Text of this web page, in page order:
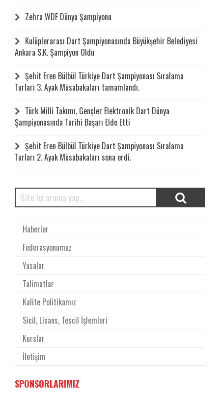
Zehra WDF Dünya Şampiyonu
Kulüplerarası Dart Şampiyonasında Büyükşehir Belediyesi
Ankara S.K. Şampiyon Oldu
Şehit Eren Bülbül Türkiye Dart Şampiyonası Sıralama
Turları 3. Ayak Müsabakaları tamamlandı.
Türk Milli Takımı, Gençler Elektronik Dart Dünya
Şampiyonasında Tarihi Başarı Elde Etti
Şehit Eren Bülbül Türkiye Dart Şampiyonası Sıralama
Turları 2. Ayak Müsabakaları sona erdi.
Haberler
Federasyonumuz
Yasalar
Talimatlar
Kalite Politikamız
Sicil, Lisans, Tescil İşlemleri
Kurslar
İletişim
SPONSORLARIMIZ